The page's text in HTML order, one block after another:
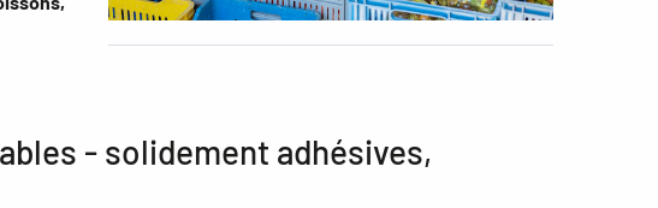
- solidement adhésives,